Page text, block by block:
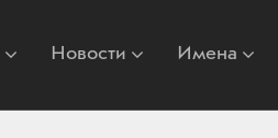
Новости Имена